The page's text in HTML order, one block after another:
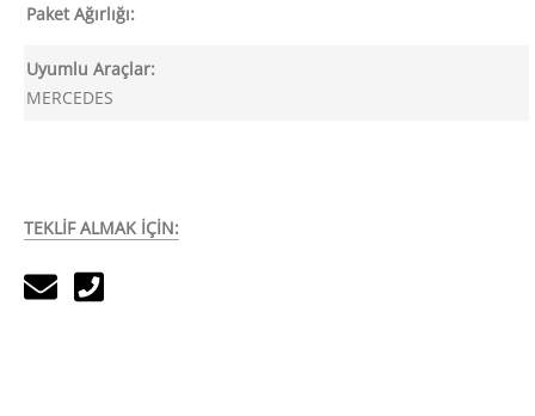
Paket Ağırlığı:
Uyumlu Araçlar:
MERCEDES
TEKLİF ALMAK İÇİN: